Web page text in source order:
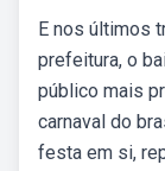
E nos últimos
prefeitura, o
público mais
carnaval do
festa em si,